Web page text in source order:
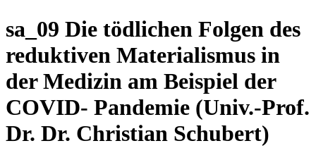
sa_09 Die tödlichen Folgen des
reduktiven Materialismus in
der Medizin am Beispiel der
COVID- Pandemie (Univ.-Prof.
Dr. Dr. Christian Schubert)